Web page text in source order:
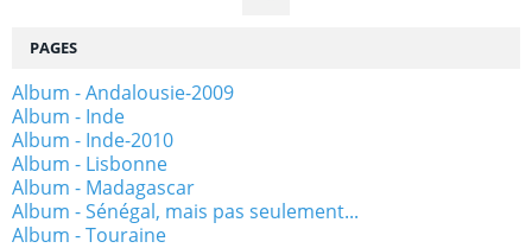
PAGES
Album - Andalousie-2009
Album - Inde
Album - Inde-2010
Album - Lisbonne
Album - Madagascar
Album - Sénégal, mais pas seulement...
Album - Touraine